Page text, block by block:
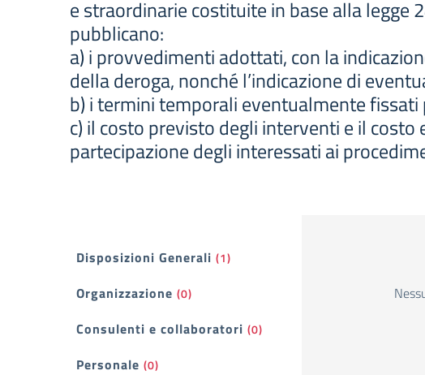
e straordinarie costituite in base alla legge
pubblicano:
a) i provvedimenti adottati, con la
della deroga, nonché l’indicazione di
b) i termini temporali eventualmente
c) il costo previsto degli interventi e il
partecipazione degli interessati ai
Filtri
Disposizioni Generali (1)
Organizzazione (0)
Consulenti e collaboratori (0)
Personale (0)